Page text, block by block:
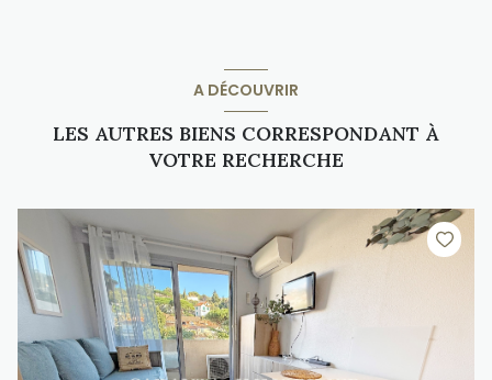
A DÉCOUVRIR
LES AUTRES BIENS CORRESPONDANT À
VOTRE RECHERCHE